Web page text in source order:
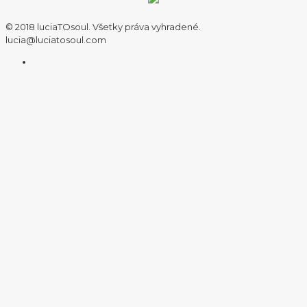
© 2018 luciaTOsoul. Všetky práva vyhradené.
lucia@luciatosoul.com